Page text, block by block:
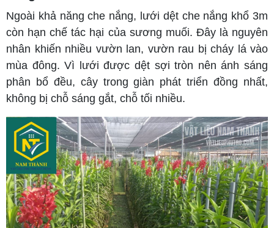
Ngoài khả năng che nắng, lưới dệt che nắng khổ 3m
còn hạn chế tác hại của sương muối. Đây là nguyên
nhân khiến nhiều vườn lan, vườn rau bị cháy lá vào
mùa đông. Vì lưới được dệt sợi tròn nên ánh sáng
phân bổ đều, cây trong giàn phát triển đồng nhất,
không bị chỗ sáng gắt, chỗ tối nhiều.